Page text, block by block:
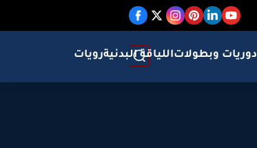
دوريات وبطولاتاللياقة البدنيةرويات